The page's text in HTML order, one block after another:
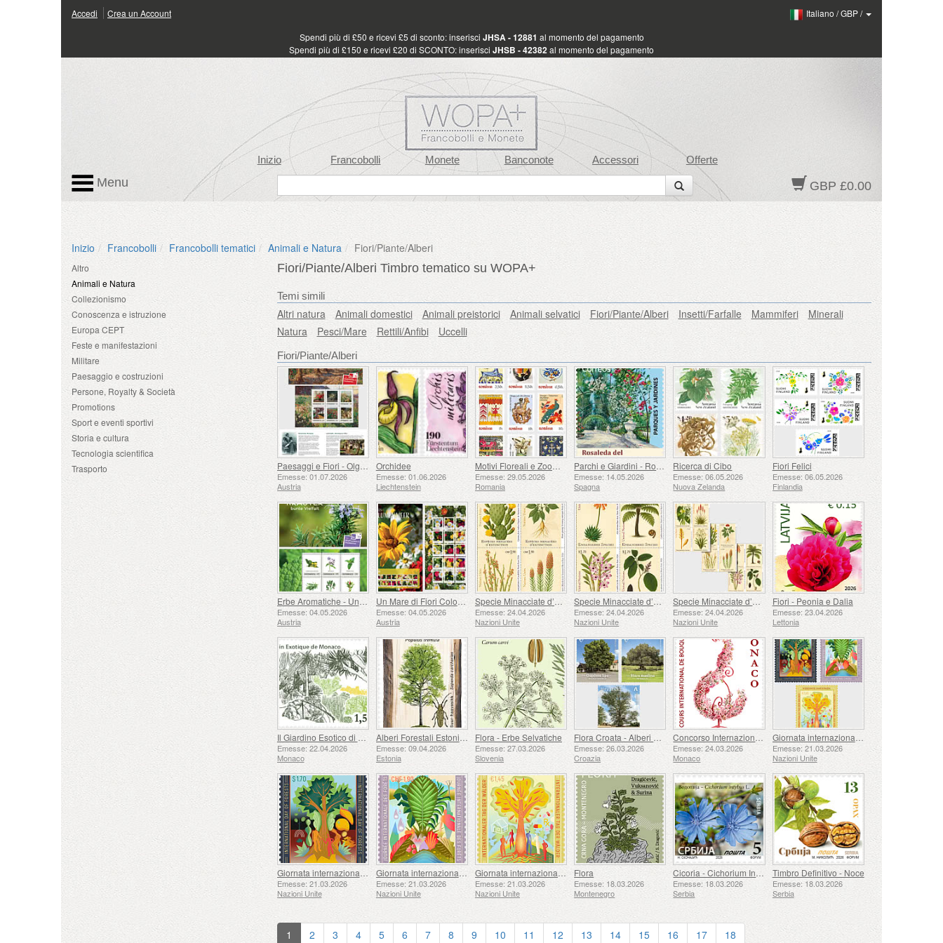
Accedi Crea un Account Italiano /GBP/
Spendi più di £50 e ricevi £5 di sconto: inserisci JHSA - 12881 al momento del pagamento
Spendi più di £150 e ricevi £20 di SCONTO: inserisci JHSB - 42382al momento del pagamento
Inizio Francobolli Monete Banconote Accessori Offerte
GBP £0.00
Menu
Inizio Francobolli Francobolli tematici Animali e Natura Fiori/Piante/Alberi
Altro
Animali e Natura
Collezionismo
Conoscenza e istruzione
Europa CEPT
Feste e manifestazioni
Militare
Paesaggio e costruzioni
Persone, Royalty & Società
Promotions
Sport e eventi sportivi
Storia e cultura
Tecnologia scientifica
Trasporto
Fiori/Piante/Alberi Timbro tematico su WOPA+
Temi simili
Altri natura Animali domestici Animali preistorici Animali selvatici Fiori/Piante/Alberi Insetti/Farfalle Mammiferi
Minerali
Natura
Pesci/Mare Rettili/Anfibi Uccelli
Fiori/Piante/Alberi
Paesaggi e Fiori - Olga Wisinger-Florian - Libretto di Cartoline
Emesse: 01.07.2026
Austria
Orchidee
Emesse: 01.06.2026
Liechtenstein
Motivi Floreali e Zoomorfi nell'arte Popolare Rumena
Emesse: 29.05.2026
Romania
Parchi e Giardini - Roseto del Parque del Oeste, Madrid
Emesse: 14.05.2026
Spagna
Ricerca di Cibo
Emesse: 06.05.2026
Nuova Zelanda
Fiori Felici
Emesse: 06.05.2026
Finlandia
Erbe Aromatiche - Una Colorata Varietà - Libretto di Cartoline
Emesse: 04.05.2026
Austria
Un Mare di Fiori Colorati
Emesse: 04.05.2026
Austria
Specie Minacciate d’estinzione - (Ginevra)
Emesse: 24.04.2026
Nazioni Unite
Specie Minacciate d’estinzione - (New York)
Emesse: 24.04.2026
Nazioni Unite
Specie Minacciate d’estinzione - (3 Uffici)
Emesse: 24.04.2026
Nazioni Unite
Fiori - Peonia e Dalia
Emesse: 23.04.2026
Lettonia
Il Giardino Esotico di Monaco
Emesse: 22.04.2026
Monaco
Alberi Forestali Estoni - Populus Tremula e Saperda Carcharias
Emesse: 09.04.2026
Estonia
Flora - Erbe Selvatiche
Emesse: 27.03.2026
Slovenia
Flora Croata - Alberi Monumentali della Croazia (C)
Emesse: 26.03.2026
Croazia
Concorso Internazionale di Bouquet
Emesse: 24.03.2026
Monaco
Giornata internazionale delle Foreste - (3 Uffici)
Emesse: 21.03.2026
Nazioni Unite
Giornata internazionale delle Foreste - (New York)
Emesse: 21.03.2026
Nazioni Unite
Giornata internazionale delle Foreste - (Ginevra)
Emesse: 21.03.2026
Nazioni Unite
Giornata internazionale delle Foreste - (Vienna)
Emesse: 21.03.2026
Nazioni Unite
Flora
Emesse: 18.03.2026
Montenegro
Cicoria - Cichorium Intybus L.
Emesse: 18.03.2026
Serbia
Timbro Definitivo - Noce
Emesse: 18.03.2026
Serbia
1 2 3 4 5 6 7 8 9 10 11 12 13 14 15 16 17 18